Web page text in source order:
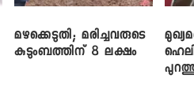
മഴക്കെടുതി; മരിച്ചവരുടെ
കുടുംബത്തിന് 8 ലക്ഷം